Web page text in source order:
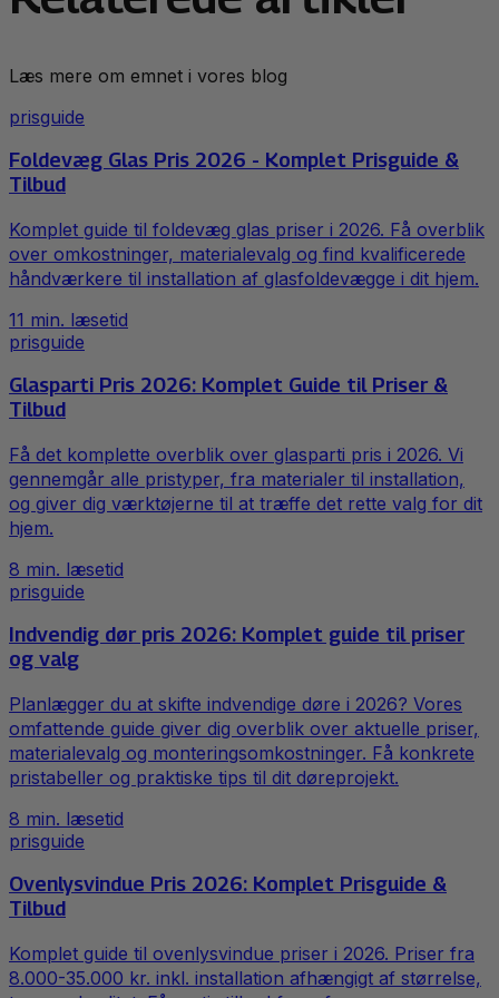
Læs mere om emnet i vores blog
prisguide
Foldevæg Glas Pris 2026 - Komplet Prisguide &
Tilbud
Komplet guide til foldevæg glas priser i 2026. Få overblik
over omkostninger, materialevalg og find kvalificerede
håndværkere til installation af glasfoldevægge i dit hjem.
11 min. læsetid
prisguide
Glasparti Pris 2026: Komplet Guide til Priser &
Tilbud
Få det komplette overblik over glasparti pris i 2026. Vi
gennemgår alle pristyper, fra materialer til installation,
og giver dig værktøjerne til at træffe det rette valg for dit
hjem.
8 min. læsetid
prisguide
Indvendig dør pris 2026: Komplet guide til priser
og valg
Planlægger du at skifte indvendige døre i 2026? Vores
omfattende guide giver dig overblik over aktuelle priser,
materialevalg og monteringsomkostninger. Få konkrete
pristabeller og praktiske tips til dit døreprojekt.
8 min. læsetid
prisguide
Ovenlysvindue Pris 2026: Komplet Prisguide &
Tilbud
Komplet guide til ovenlysvindue priser i 2026. Priser fra
8.000-35.000 kr. inkl. installation afhængigt af størrelse,